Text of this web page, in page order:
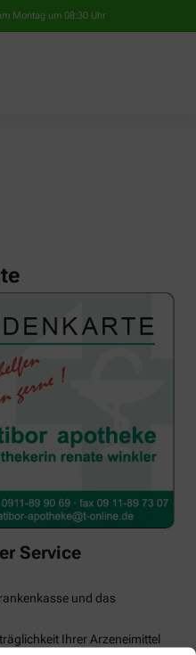
Montag um 08:30 Uhr
Service
und das
Ihrer Arzeneimittel